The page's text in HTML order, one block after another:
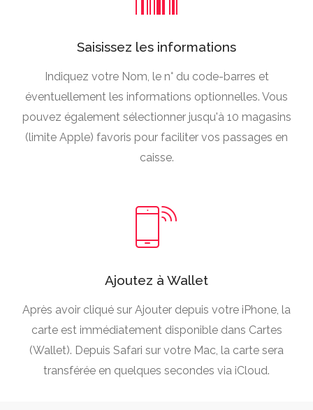
Saisissez les informations
Indiquez votre Nom, le n° du code-barres et
éventuellement les informations optionnelles. Vous
pouvez également sélectionner jusqu'à 10 magasins
(limite Apple) favoris pour faciliter vos passages en
caisse.
Ajoutez à Wallet
Après avoir cliqué sur Ajouter depuis votre iPhone, la
carte est immédiatement disponible dans Cartes
(Wallet). Depuis Safari sur votre Mac, la carte sera
transférée en quelques secondes via iCloud.